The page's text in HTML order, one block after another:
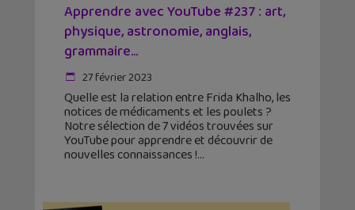
Apprendre avec YouTube #237 : art,
physique, astronomie, anglais,
grammaire…
27 février 2023
Quelle est la relation entre Frida Khalho, les
notices de médicaments et les poulets ?
Notre sélection de 7 vidéos trouvées sur
YouTube pour apprendre et découvrir de
nouvelles connaissances !